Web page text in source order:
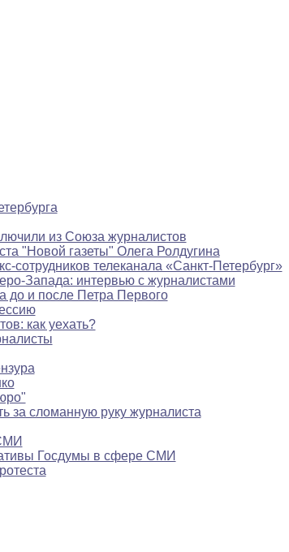
из Союза журналистов
"Новой газеты" Олега Ролдугина
сотрудников телеканала «Санкт-Петербург»
Запада: интервью с журналистами
до и после Петра Первого
как уехать?
за сломанную руку журналиста
Госдумы в сфере СМИ